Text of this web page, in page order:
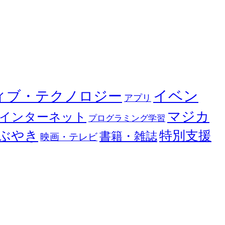
ブ・テクノロジー アプリ イベン
ンターネット プログラミング学習 マジカ
やき 映画・テレビ書籍・雑誌特別支援